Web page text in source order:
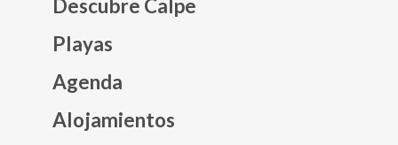
Descubre Calpe
Playas
Agenda
Alojamientos